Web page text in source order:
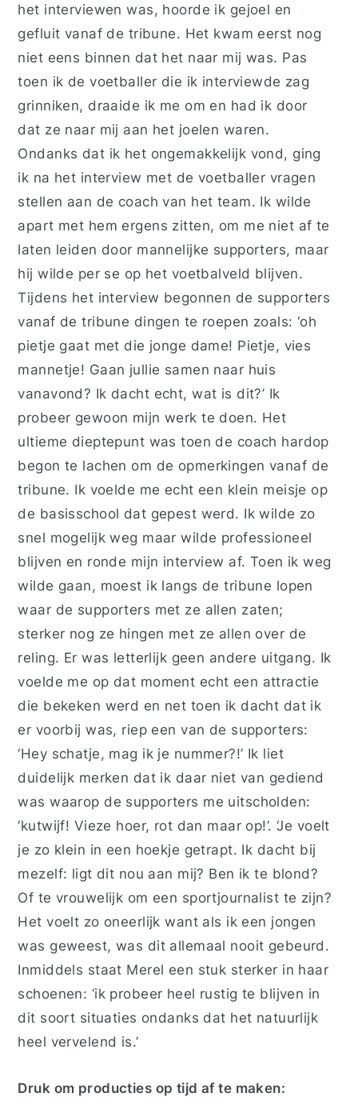
het interviewen was, hoorde ik gejoel en
gefluit vanaf de tribune. Het kwam eerst nog
niet eens binnen dat het naar mij was. Pas
toen ik de voetballer die ik interviewde zag
grinniken, draaide ik me om en had ik door
dat ze naar mij aan het joelen waren.
Ondanks dat ik het ongemakkelijk vond, ging
ik na het interview met de voetballer vragen
stellen aan de coach van het team. Ik wilde
apart met hem ergens zitten, om me niet af te
laten leiden door mannelijke supporters, maar
hij wilde per se op het voetbalveld blijven.
Tijdens het interview begonnen de supporters
vanaf de tribune dingen te roepen zoals: ‘oh
pietje gaat met die jonge dame! Pietje, vies
mannetje! Gaan jullie samen naar huis
vanavond? Ik dacht echt, wat is dit?’ Ik
probeer gewoon mijn werk te doen. Het
ultieme dieptepunt was toen de coach hardop
begon te lachen om de opmerkingen vanaf de
tribune. Ik voelde me echt een klein meisje op
de basisschool dat gepest werd. Ik wilde zo
snel mogelijk weg maar wilde professioneel
blijven en ronde mijn interview af. Toen ik weg
wilde gaan, moest ik langs de tribune lopen
waar de supporters met ze allen zaten;
sterker nog ze hingen met ze allen over de
reling. Er was letterlijk geen andere uitgang. Ik
voelde me op dat moment echt een attractie
die bekeken werd en net toen ik dacht dat ik
er voorbij was, riep een van de supporters:
‘Hey schatje, mag ik je nummer?!’ Ik liet
duidelijk merken dat ik daar niet van gediend
was waarop de supporters me uitscholden:
‘kutwijf! Vieze hoer, rot dan maar op!’. ‘Je voelt
je zo klein in een hoekje getrapt. Ik dacht bij
mezelf: ligt dit nou aan mij? Ben ik te blond?
Of te vrouwelijk om een sportjournalist te zijn?
Het voelt zo oneerlijk want als ik een jongen
was geweest, was dit allemaal nooit gebeurd.
Inmiddels staat Merel een stuk sterker in haar
schoenen: ‘ik probeer heel rustig te blijven in
dit soort situaties ondanks dat het natuurlijk
heel vervelend is.’
Druk om producties op tijd af te maken: